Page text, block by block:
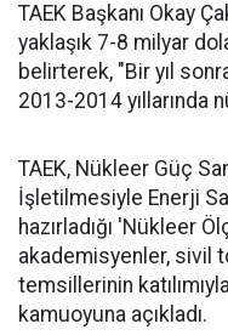
TAEK Başkanı Okay
yaklaşık 7-8 milyar
belirterek, "Bir yıl
2013-2014 yıllarında
TAEK, Nükleer Güç
İşletilmesiyle Enerji
hazırladığı 'Nükleer
akademisyenler, sivil
temsillerinin
kamuoyuna açıkladı.